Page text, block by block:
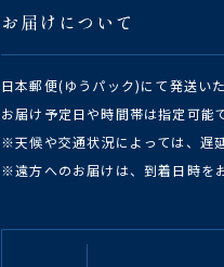
お届けについて
日本郵便(ゆうパック)にて発送いた
お届け予定日や時間帯は指定可能
※天候や交通状況によっては、遅
※遠方へのお届けは、到着日時を